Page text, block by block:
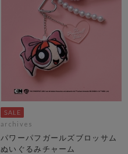
archives
パワーパフガールズブロッサム
ぬいぐるみチャーム